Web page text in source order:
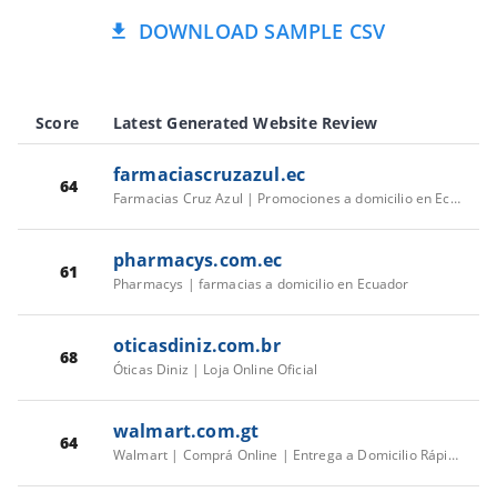
DOWNLOAD SAMPLE CSV
Score Latest Generated Website Review
64 farmaciascruzazul.ec
Farmacias Cruz Azul | Promociones a domicilio en Ecuador
61 pharmacys.com.ec
Pharmacys | farmacias a domicilio en Ecuador
68 oticasdiniz.com.br
Óticas Diniz | Loja Online Oficial
64 walmart.com.gt
Walmart | Comprá Online | Entrega a Domicilio Rápida y Segura